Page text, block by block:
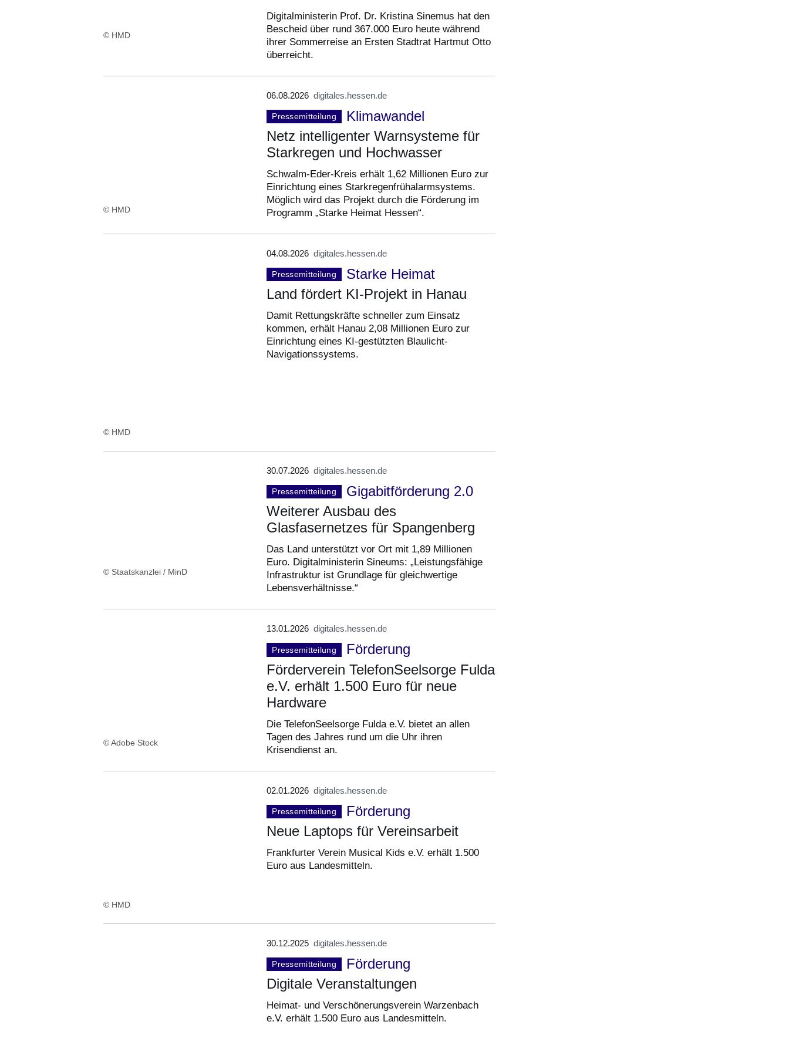
© HMD
Digitalministerin Prof. Dr. Kristina Sinemus hat den
Bescheid über rund 367.000 Euro heute während
ihrer Sommerreise an Ersten Stadtrat Hartmut Otto
überreicht.
© HMD
06.08.2026 digitales.hessen.de
Pressemitteilung
Klimawandel
Netz intelligenter Warnsysteme für
Starkregen und Hochwasser
Schwalm-Eder-Kreis erhält 1,62 Millionen Euro zur
Einrichtung eines Starkregenfrühalarmsystems.
Möglich wird das Projekt durch die Förderung im
Programm „Starke Heimat Hessen“.
© HMD
04.08.2026 digitales.hessen.de
Pressemitteilung
Starke Heimat
Land fördert KI-Projekt in Hanau
Damit Rettungskräfte schneller zum Einsatz
kommen, erhält Hanau 2,08 Millionen Euro zur
Einrichtung eines KI-gestützten Blaulicht-
Navigationssystems.
© Staatskanzlei / MinD
30.07.2026 digitales.hessen.de
Pressemitteilung
Gigabitförderung 2.0
Weiterer Ausbau des
Glasfasernetzes für Spangenberg
Das Land unterstützt vor Ort mit 1,89 Millionen
Euro. Digitalministerin Sineums: „Leistungsfähige
Infrastruktur ist Grundlage für gleichwertige
Lebensverhältnisse.“
© Adobe Stock
13.01.2026 digitales.hessen.de
Pressemitteilung
Förderung
Förderverein TelefonSeelsorge Fulda
e.V. erhält 1.500 Euro für neue
Hardware
Die TelefonSeelsorge Fulda e.V. bietet an allen
Tagen des Jahres rund um die Uhr ihren
Krisendienst an.
© HMD
02.01.2026 digitales.hessen.de
Pressemitteilung
Förderung
Neue Laptops für Vereinsarbeit
Frankfurter Verein Musical Kids e.V. erhält 1.500
Euro aus Landesmitteln.
30.12.2025 digitales.hessen.de
Pressemitteilung
Förderung
Digitale Veranstaltungen
Heimat- und Verschönerungsverein Warzenbach
e.V. erhält 1.500 Euro aus Landesmitteln.